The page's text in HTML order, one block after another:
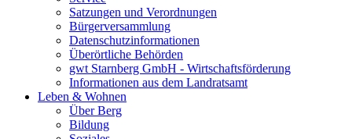
Satzungen und Verordnungen
Bürgerversammlung
Datenschutzinformationen
Überörtliche Behörden
gwt Starnberg GmbH - Wirtschaftsförderung
Informationen aus dem Landratsamt
Leben & Wohnen
Über Berg
Bildung